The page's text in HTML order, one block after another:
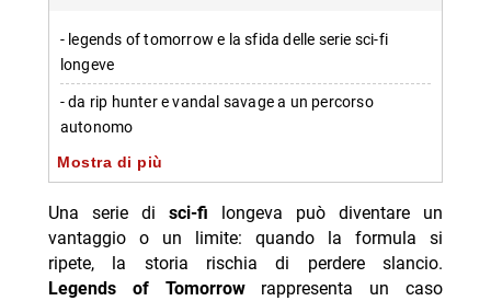
- legends of tomorrow e la sfida delle serie sci-fi
longeve
- da rip hunter e vandal savage a un percorso
autonomo
-- come la trama iniziale ha dato spazio a nuove
- stagione per stagione: un’oscillazione di generi
senza blocchi
-- legends of tomorrow: le grandi svolte delle stagioni
Mostra di più
Una serie di sci-fi longeva può diventare un
vantaggio o un limite: quando la formula si
ripete, la storia rischia di perdere slancio.
Legends of Tomorrowrappresenta un caso